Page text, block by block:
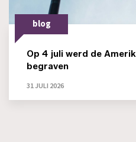
blog
Op 4 juli werd de
begraven
31 JULI 2026